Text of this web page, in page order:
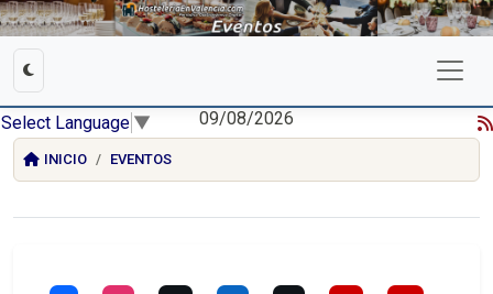
Select Language ▼ 09/08/2026
INICIO EVENTOS